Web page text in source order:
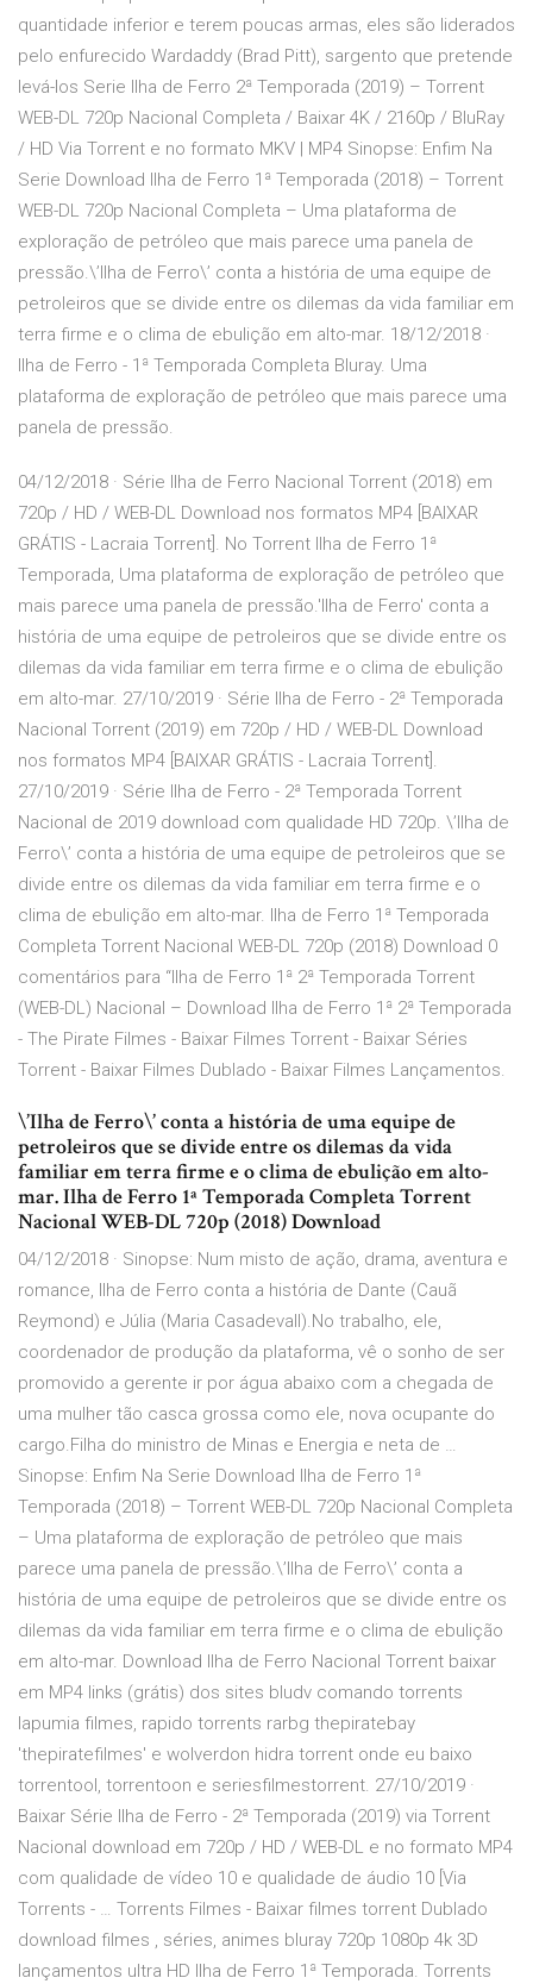
quantidade inferior e terem poucas armas, eles são liderados
pelo enfurecido Wardaddy (Brad Pitt), sargento que pretende
levá-los Serie Ilha de Ferro 2ª Temporada (2019) – Torrent
WEB-DL 720p Nacional Completa / Baixar 4K / 2160p / BluRay
/ HD Via Torrent e no formato MKV | MP4 Sinopse: Enfim Na
Serie Download Ilha de Ferro 1ª Temporada (2018) – Torrent
WEB-DL 720p Nacional Completa – Uma plataforma de
exploração de petróleo que mais parece uma panela de
pressão.\’Ilha de Ferro\’ conta a história de uma equipe de
petroleiros que se divide entre os dilemas da vida familiar em
terra firme e o clima de ebulição em alto-mar. 18/12/2018 ·
Ilha de Ferro - 1ª Temporada Completa Bluray. Uma
plataforma de exploração de petróleo que mais parece uma
panela de pressão.
04/12/2018 · Série Ilha de Ferro Nacional Torrent (2018) em
720p / HD / WEB-DL Download nos formatos MP4 [BAIXAR
GRÁTIS - Lacraia Torrent]. No Torrent Ilha de Ferro 1ª
Temporada, Uma plataforma de exploração de petróleo que
mais parece uma panela de pressão.'Ilha de Ferro' conta a
história de uma equipe de petroleiros que se divide entre os
dilemas da vida familiar em terra firme e o clima de ebulição
em alto-mar. 27/10/2019 · Série Ilha de Ferro - 2ª Temporada
Nacional Torrent (2019) em 720p / HD / WEB-DL Download
nos formatos MP4 [BAIXAR GRÁTIS - Lacraia Torrent].
27/10/2019 · Série Ilha de Ferro - 2ª Temporada Torrent
Nacional de 2019 download com qualidade HD 720p. \’Ilha de
Ferro\’ conta a história de uma equipe de petroleiros que se
divide entre os dilemas da vida familiar em terra firme e o
clima de ebulição em alto-mar. Ilha de Ferro 1ª Temporada
Completa Torrent Nacional WEB-DL 720p (2018) Download 0
comentários para “Ilha de Ferro 1ª 2ª Temporada Torrent
(WEB-DL) Nacional – Download Ilha de Ferro 1ª 2ª Temporada
- The Pirate Filmes - Baixar Filmes Torrent - Baixar Séries
Torrent - Baixar Filmes Dublado - Baixar Filmes Lançamentos.
\’Ilha de Ferro\’ conta a história de uma equipe de
petroleiros que se divide entre os dilemas da vida
familiar em terra firme e o clima de ebulição em alto-
mar. Ilha de Ferro 1ª Temporada Completa Torrent
Nacional WEB-DL 720p (2018) Download
04/12/2018 · Sinopse: Num misto de ação, drama, aventura e
romance, Ilha de Ferro conta a história de Dante (Cauã
Reymond) e Júlia (Maria Casadevall).No trabalho, ele,
coordenador de produção da plataforma, vê o sonho de ser
promovido a gerente ir por água abaixo com a chegada de
uma mulher tão casca grossa como ele, nova ocupante do
cargo.Filha do ministro de Minas e Energia e neta de …
Sinopse: Enfim Na Serie Download Ilha de Ferro 1ª
Temporada (2018) – Torrent WEB-DL 720p Nacional Completa
– Uma plataforma de exploração de petróleo que mais
parece uma panela de pressão.\’Ilha de Ferro\’ conta a
história de uma equipe de petroleiros que se divide entre os
dilemas da vida familiar em terra firme e o clima de ebulição
em alto-mar. Download Ilha de Ferro Nacional Torrent baixar
em MP4 links (grátis) dos sites bludv comando torrents
lapumia filmes, rapido torrents rarbg thepiratebay
'thepiratefilmes' e wolverdon hidra torrent onde eu baixo
torrentool, torrentoon e seriesfilmestorrent. 27/10/2019 ·
Baixar Série Ilha de Ferro - 2ª Temporada (2019) via Torrent
Nacional download em 720p / HD / WEB-DL e no formato MP4
com qualidade de vídeo 10 e qualidade de áudio 10 [Via
Torrents - … Torrents Filmes - Baixar filmes torrent Dublado
download filmes , séries, animes bluray 720p 1080p 4k 3D
lançamentos ultra HD Ilha de Ferro 1ª Temporada. Torrents